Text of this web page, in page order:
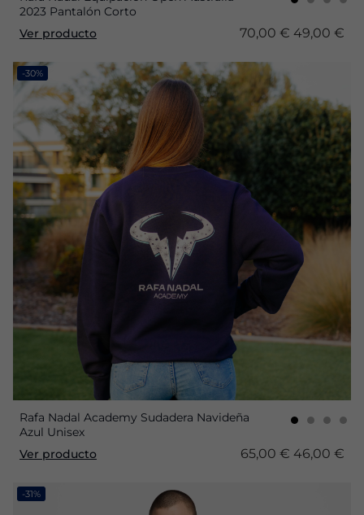
2023 Pantalón Corto
Ver producto
70,00 € 49,00 €
-30%
Rafa Nadal Academy Sudadera Navideña
Azul Unisex
Ver producto
65,00 € 46,00 €
-31%